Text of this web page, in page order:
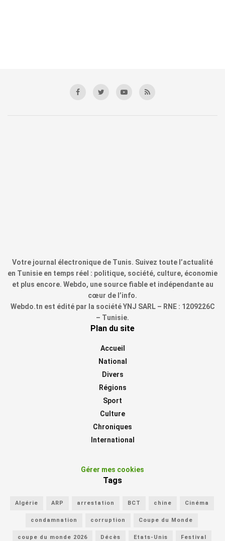
Votre journal électronique de Tunis. Suivez toute l’actualité
en Tunisie en temps réel : politique, société, culture, économie
et plus encore. Webdo, une source fiable et indépendante au
cœur de l’info.
Webdo.tn est édité par la société YNJ SARL – RNE : 1209226C
– Tunisie.
Plan du site
Accueil
National
Divers
Régions
Sport
Culture
Chroniques
International
Gérer mes cookies
Tags
Algérie ARP arrestation BCT chine Cinéma
condamnation corruption Coupe du Monde
coupe du monde 2026 Décès Etats-Unis Festival